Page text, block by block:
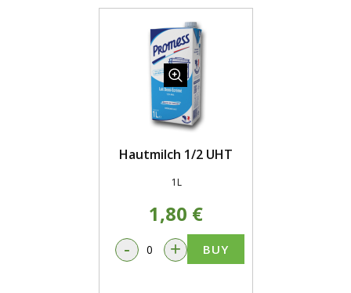
Hautmilch 1/2 UHT
1L
1,80 €
- + BUY